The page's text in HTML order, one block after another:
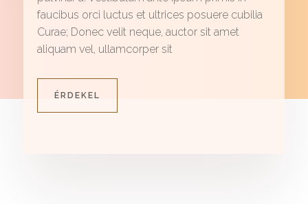
faucibus orci luctus et ultrices posuere cubilia
Curae; Donec velit neque, auctor sit amet
aliquam vel, ullamcorper sit
ÉRDEKEL